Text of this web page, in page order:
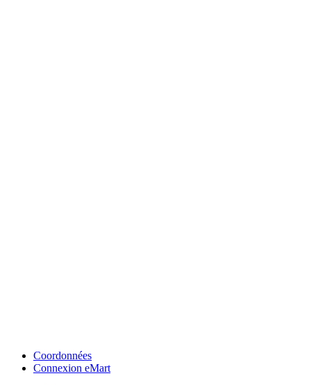
Coordonnées
Connexion eMart